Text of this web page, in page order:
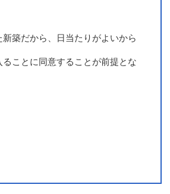
築だから、日当たりがよいから
ことに同意することが前提とな